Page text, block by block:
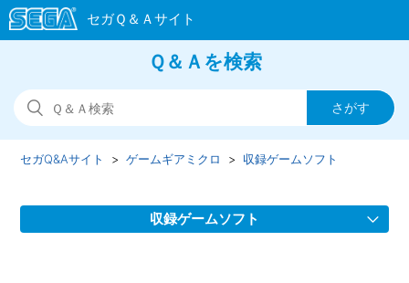
Ｑ＆Ａを検索
セガQ&Aサイト ゲームギアミクロ 収録ゲームソフト
収録ゲームソフト